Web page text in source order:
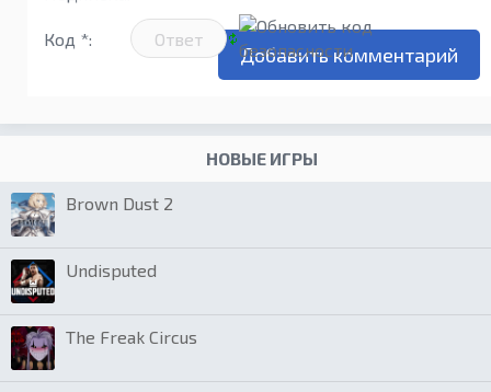
Код *:
НОВЫЕ ИГРЫ
Brown Dust 2
Undisputed
The Freak Circus